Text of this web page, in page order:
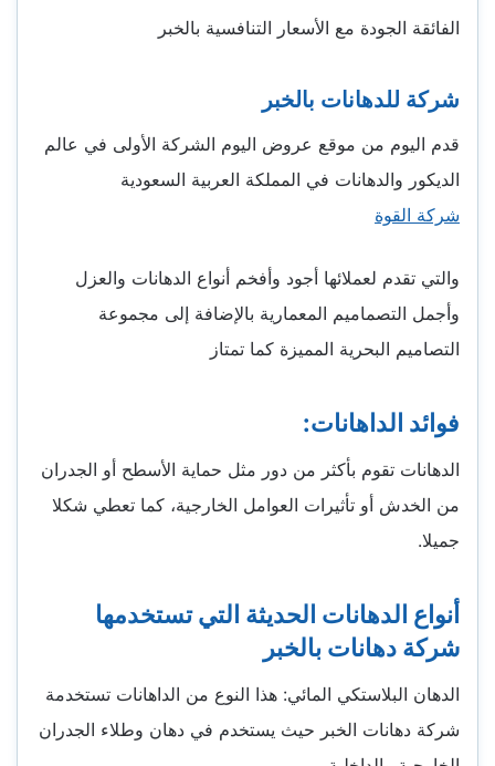
الفائقة الجودة مع الأسعار التنافسية بالخبر
شركة للدهانات بالخبر
قدم اليوم من موقع عروض اليوم الشركة الأولى في عالم
الديكور والدهانات في المملكة العربية السعودية
شركة القوة
والتي تقدم لعملائها أجود وأفخم أنواع الدهانات والعزل
وأجمل التصماميم المعمارية بالإضافة إلى مجموعة
التصاميم البحرية المميزة كما تمتاز
فوائد الداهانات:
الدهانات تقوم بأكثر من دور مثل حماية الأسطح أو الجدران
من الخدش أو تأثيرات العوامل الخارجية، كما تعطي شكلا
جميلا.
أنواع الدهانات الحديثة التي تستخدمها
شركة دهانات بالخبر
الدهان البلاستكي المائي: هذا النوع من الداهانات تستخدمة
شركة دهانات الخبر حيث يستخدم في دهان وطلاء الجدران